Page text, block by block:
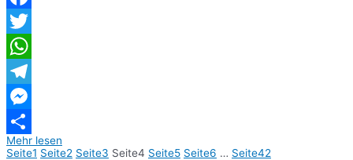
Facebook
Twitter
WhatsApp
Telegram
Messenger
Teilen
Mehr lesen
Seite1 Seite2 Seite3 Seite4 Seite5 Seite6 … Seite42